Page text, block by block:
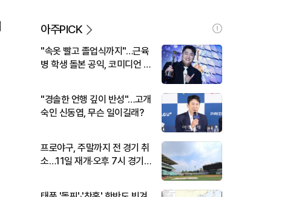
아주PICK
"속옷 빨고 졸업식까지"…근육
병 학생 돌본 공익, 코미디언 김
"경솔한 언행 깊이 반성"…고개
숙인 신동엽, 무슨 일이길래?
프로야구, 주말까지 전 경기 취
소…11일 재개·오후 7시 경기